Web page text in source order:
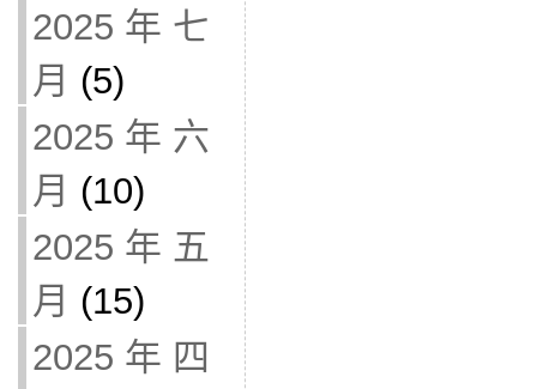
2025 年 七
月 (5)
2025 年 六
月 (10)
2025 年 五
月 (15)
2025 年 四